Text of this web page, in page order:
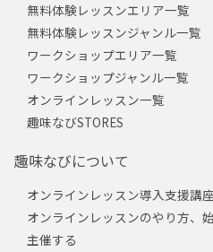
無料体験レッスンエリア一覧
無料体験レッスンジャンル一覧
ワークショップエリア一覧
ワークショップジャンル一覧
オンラインレッスン一覧
趣味なびSTORES
趣味なびについて
オンラインレッスン導入支援講
オンラインレッスンのやり方、
主催する